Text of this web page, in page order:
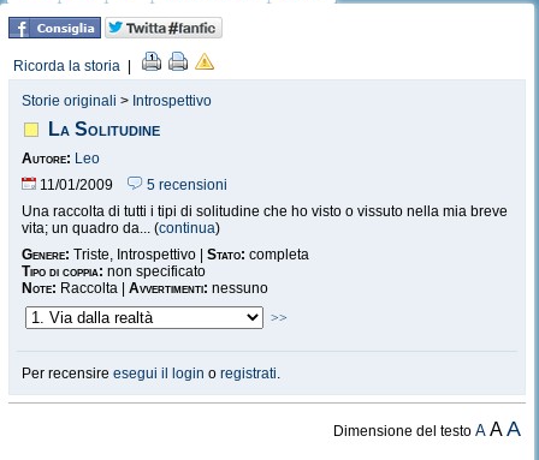
Ricorda la storia
Storie originali > Introspettivo
La Solitudine
Autore: Leo
11/01/2009
5 recensioni
Una raccolta di tutti i tipi di solitudine che ho visto o vissuto nella mia breve
vita; un quadro da... (continua)
Genere: Triste, Introspettivo | Stato: completa
Tipo di coppia: non specificato
Note: Raccolta | Avvertimenti: nessuno
>>
Per recensire esegui il login o registrati.
Dimensione del testoA AA